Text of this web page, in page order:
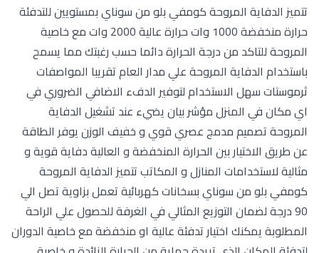
تتميز الدفاية المروحة كومفي بلو من سوناي بمستويين للتدفئة
حرارة منخفضة 1000 وات حرارة عالية 2000 وات مع خاصية
المروحة للتاكد من درجة الحرارة دائما حسب رغبتك مما يسمح
باستخدام الدفاية المروحة علي مدار العام تقريبا المواصفات
ثرموستات سهل الاستخدام لتوفير الدفء الاضافي الضروري في
اي مكان في المنزل مؤشر بيان يضيء عند تشغيل الدفاية
المروحة تصميم مدمج عصري قوي و خفيف الوزن يوفر الطاقة
عن طريق الاختيار بين الحرارة المنخفضة و العالية دفاية قوية و
مثالية لاستخدامات المنازل و المكاتب تتميز الدفاية المروحة
كومفي بلو من سوناي بسخانات كهربائية تعمل بزاوية تصل الي
90 درجة لضمان التوزيع المثالي في الغرفة للحصول علي الراحة
المطلوبة يمكنك اختيار تدفئة عالية او منخفضة مع خاصية الدوران